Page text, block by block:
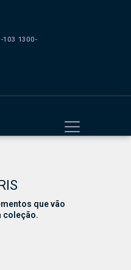
103 1300-
que vão
coleção.